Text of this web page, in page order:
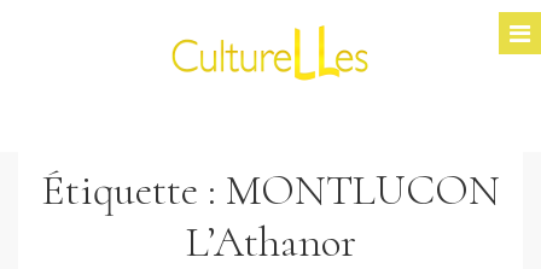
Étiquette : MONTLUCON
L’Athanor